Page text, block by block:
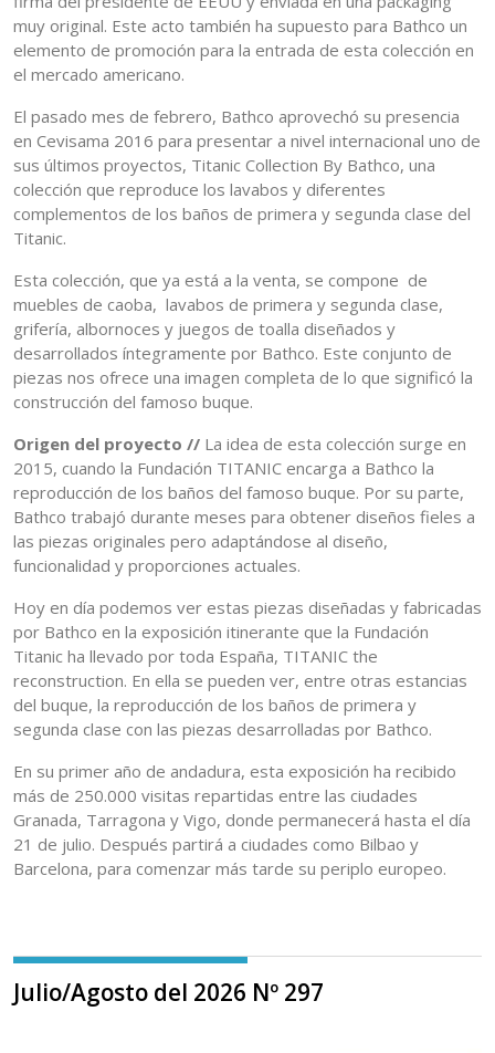
muy original. Este acto también ha supuesto para Bathco un
elemento de promoción para la entrada de esta colección en
el mercado americano.
El pasado mes de febrero, Bathco aprovechó su presencia
en Cevisama 2016 para presentar a nivel internacional uno de
sus últimos proyectos, Titanic Collection By Bathco, una
colección que reproduce los lavabos y diferentes
complementos de los baños de primera y segunda clase del
Titanic.
Esta colección, que ya está a la venta, se compone de
muebles de caoba, lavabos de primera y segunda clase,
grifería, albornoces y juegos de toalla diseñados y
desarrollados íntegramente por Bathco. Este conjunto de
piezas nos ofrece una imagen completa de lo que significó la
construcción del famoso buque.
Origen del proyecto // La idea de esta colección surge en
2015, cuando la Fundación TITANIC encarga a Bathco la
reproducción de los baños del famoso buque. Por su parte,
Bathco trabajó durante meses para obtener diseños fieles a
las piezas originales pero adaptándose al diseño,
funcionalidad y proporciones actuales.
Hoy en día podemos ver estas piezas diseñadas y fabricadas
por Bathco en la exposición itinerante que la Fundación
Titanic ha llevado por toda España, TITANIC the
reconstruction. En ella se pueden ver, entre otras estancias
del buque, la reproducción de los baños de primera y
segunda clase con las piezas desarrolladas por Bathco.
En su primer año de andadura, esta exposición ha recibido
más de 250.000 visitas repartidas entre las ciudades
Granada, Tarragona y Vigo, donde permanecerá hasta el día
21 de julio. Después partirá a ciudades como Bilbao y
Barcelona, para comenzar más tarde su periplo europeo.
Julio/Agosto del 2026 Nº 297